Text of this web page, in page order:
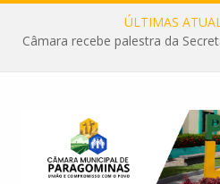
ÚLTIMAS